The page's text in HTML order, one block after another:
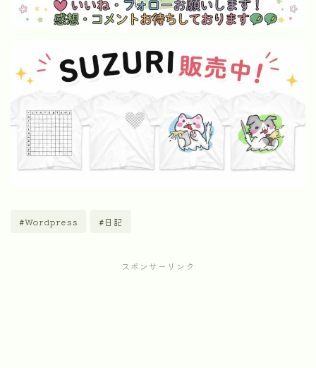
#Wordpress #日記
スポンサーリンク